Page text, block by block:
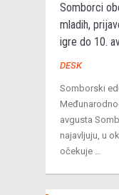
Somborci
mladih,
igre do 10.
DESK
Somborski
avgusta
najavljuju, u
očekuje …